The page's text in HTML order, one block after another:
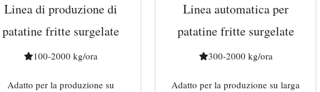
Linea di produzione di
patatine fritte surgelate
100-2000 kg/ora
Adatto per la produzione su
Linea automatica per
patatine fritte surgelate
300-2000 kg/ora
Adatto per la produzione su larga